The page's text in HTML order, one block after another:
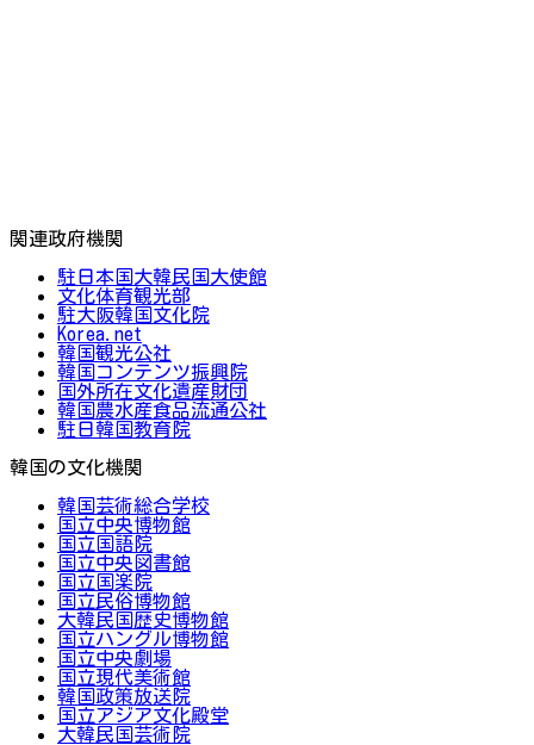
関連政府機関
駐日本国大韓民国大使館
文化体育観光部
駐大阪韓国文化院
Korea.net
韓国観光公社
韓国コンテンツ振興院
国外所在文化遺産財団
韓国農水産食品流通公社
駐日韓国教育院
韓国の文化機関
韓国芸術総合学校
国立中央博物館
国立国語院
国立中央図書館
国立国楽院
国立民俗博物館
大韓民国歴史博物館
国立ハングル博物館
国立中央劇場
国立現代美術館
韓国政策放送院
国立アジア文化殿堂
大韓民国芸術院